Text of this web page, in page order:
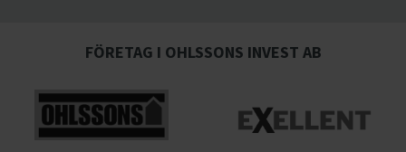
FÖRETAG I OHLSSONS INVEST AB